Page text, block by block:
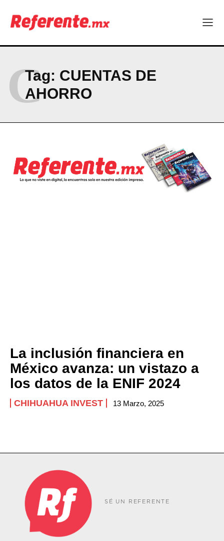
Más escuelas renovadas: fortalecen espacios para el regreso
a clases
Company
ABOUT
PRIVACY POLICY
NEWSLETTER
Tag: CUENTAS DE
AHORRO
C
La inclusión financiera en
México avanza: un vistazo a
los datos de la ENIF 2024
CHIHUAHUA INVEST 13 Marzo, 2025
SÉ UN REFERENTE